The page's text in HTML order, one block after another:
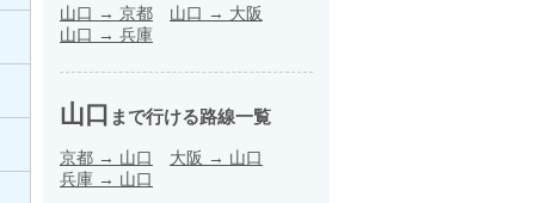
山口 → 京都 山口 → 大阪
山口 → 兵庫
山口 まで行ける路線一覧
京都 → 山口 大阪 → 山口
兵庫 → 山口